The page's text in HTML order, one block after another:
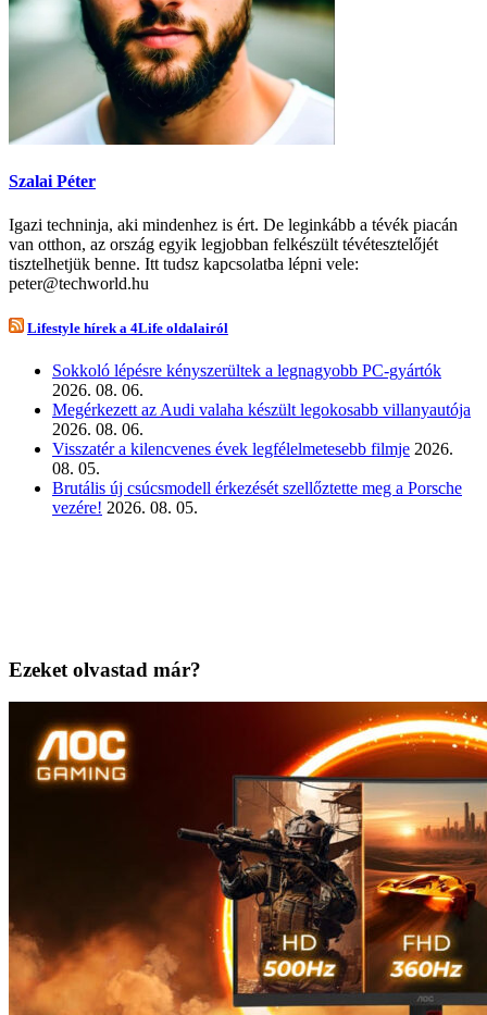
Szalai Péter
Igazi techninja, aki mindenhez is ért. De leginkább a tévék piacán
van otthon, az ország egyik legjobban felkészült tévétesztelőjét
tisztelhetjük benne. Itt tudsz kapcsolatba lépni vele:
peter@techworld.hu
Lifestyle hírek a 4Life oldalairól
Sokkoló lépésre kényszerültek a legnagyobb PC-gyártók
2026. 08. 06.
Megérkezett az Audi valaha készült legokosabb villanyautója
2026. 08. 06.
Visszatér a kilencvenes évek legfélelmetesebb filmje 2026.
08. 05.
Brutális új csúcsmodell érkezését szellőztette meg a Porsche
vezére! 2026. 08. 05.
Ezeket olvastad már?